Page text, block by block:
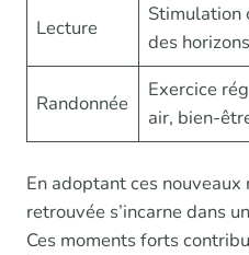
Lecture
Stimulation
des
Randonnée
Exercice
air, bien-
En adoptant ces
retrouvée s’incarne dans
Ces moments forts